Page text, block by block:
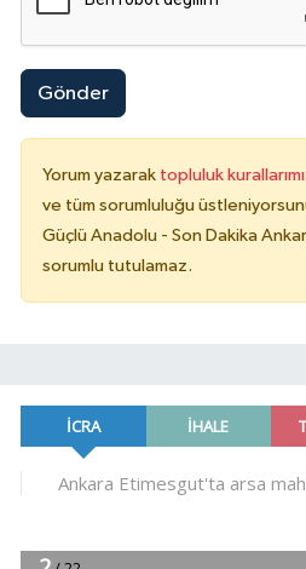
Gönder
Yorum yazarak topluluk
ve tüm sorumluluğu
Güçlü Anadolu - Son Dakika
sorumlu tutulamaz.